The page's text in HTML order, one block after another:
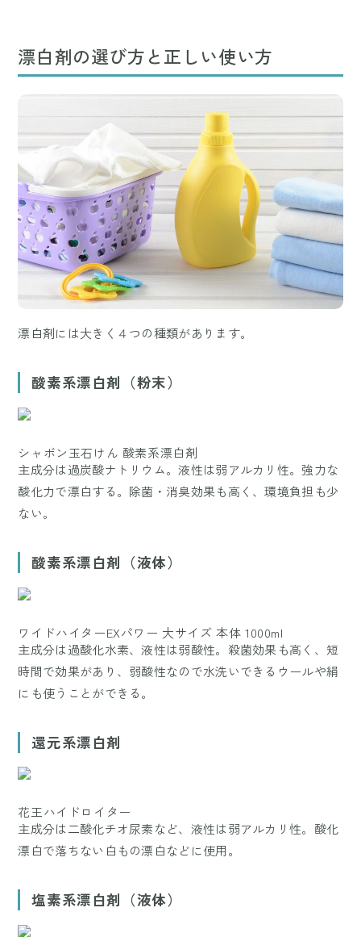
漂白剤の選び方と正しい使い方
漂白剤には大きく４つの種類があります。
酸素系漂白剤（粉末）
シャボン玉石けん 酸素系漂白剤
主成分は過炭酸ナトリウム。液性は弱アルカリ性。強力な
酸化力で漂白する。除菌・消臭効果も高く、環境負担も少
ない。
酸素系漂白剤（液体）
ワイドハイターEXパワー 大サイズ 本体 1000ml
主成分は過酸化水素、液性は弱酸性。殺菌効果も高く、短
時間で効果があり、弱酸性なので水洗いできるウールや絹
にも使うことができる。
還元系漂白剤
花王ハイドロイター
主成分は二酸化チオ尿素など、液性は弱アルカリ性。酸化
漂白で落ちない白もの漂白などに使用。
塩素系漂白剤（液体）